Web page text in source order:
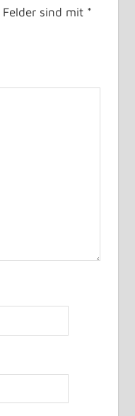
Felder sind mit *